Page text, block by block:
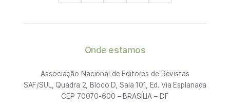
Onde estamos
Associação Nacional de Editores de Revistas
SAF/SUL, Quadra 2, Bloco D, Sala 101, Ed. Via Esplanada
CEP 70070-600 – BRASÍLIA – DF